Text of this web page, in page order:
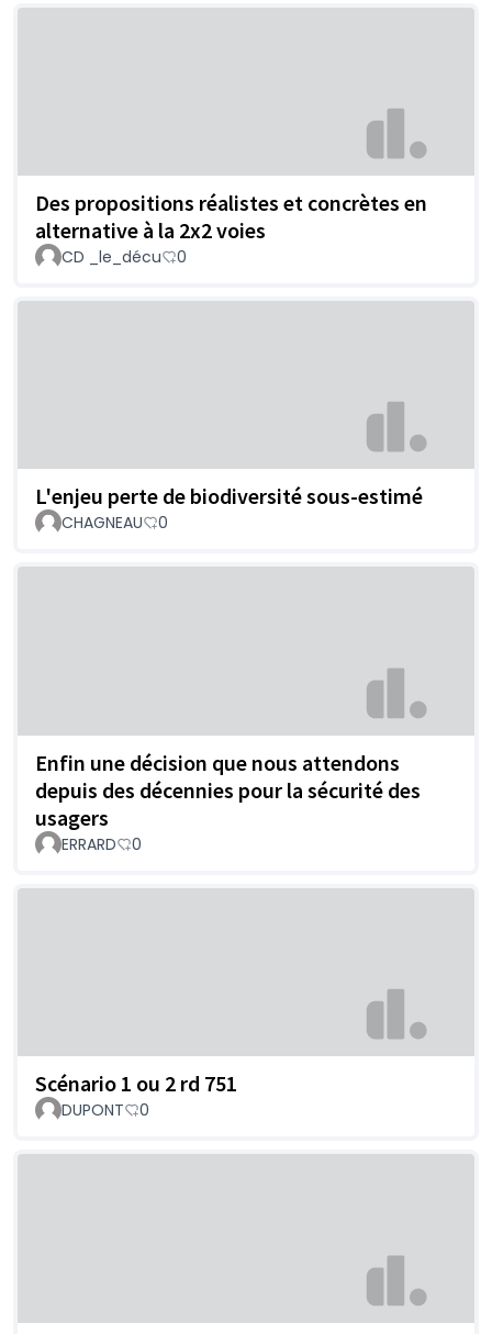
Des propositions réalistes et concrètes en
alternative à la 2x2 voies
CD _le_décu 0
L'enjeu perte de biodiversité sous-estimé
CHAGNEAU 0
Enfin une décision que nous attendons
depuis des décennies pour la sécurité des
usagers
ERRARD 0
Scénario 1 ou 2 rd 751
DUPONT 0